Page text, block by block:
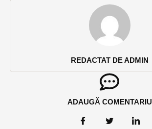
REDACTAT DE ADMIN
ADAUGĂ COMENTARIU